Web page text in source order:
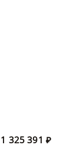
1 325 391 ₽